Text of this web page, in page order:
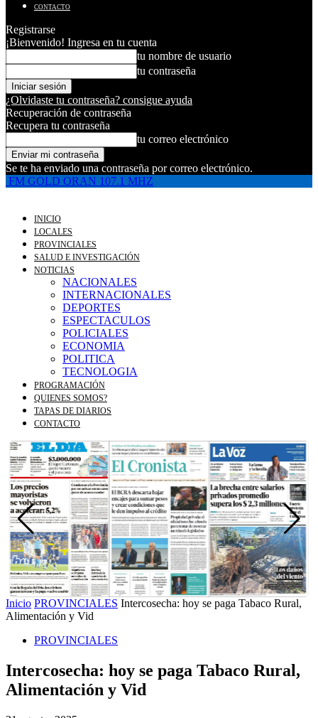
CONTACTO
Registrarse
¡Bienvenido! Ingresa en tu cuenta
tu nombre de usuario
tu contraseña
¿Olvidaste tu contraseña? consigue ayuda
Recuperación de contraseña
Recupera tu contraseña
tu correo electrónico
Se te ha enviado una contraseña por correo electrónico.
FM GOLD ORAN 107.1 MHZ
INICIO
LOCALES
PROVINCIALES
SALUD E INVESTIGACIÓN
NOTICIAS
NACIONALES
INTERNACIONALES
DEPORTES
ESPECTACULOS
POLICIALES
ECONOMIA
POLITICA
TECNOLOGIA
PROGRAMACIÓN
QUIENES SOMOS?
TAPAS DE DIARIOS
CONTACTO
Inicio PROVINCIALES Intercosecha: hoy se paga Tabaco Rural,
Alimentación y Vid
PROVINCIALES
Intercosecha: hoy se paga Tabaco Rural,
Alimentación y Vid